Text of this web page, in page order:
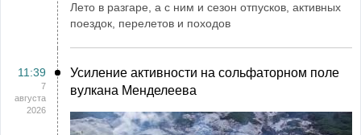
Лето в разгаре, а с ним и сезон отпусков, активных
поездок, перелетов и походов
11:39
7
августа
2026
Усиление активности на сольфаторном поле
вулкана Менделеева